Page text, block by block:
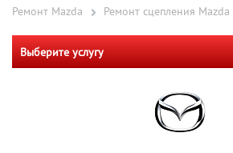
Ремонт Mazda Ремонт сцепления Mazda
Выберите услугу